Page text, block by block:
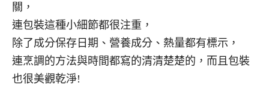
關，
連包裝這種小細節都很注重，
除了成分保存日期、營養成分、熱量都有標示，
連烹調的方法與時間都寫的清清楚楚的，而且包裝
也很美觀乾淨!